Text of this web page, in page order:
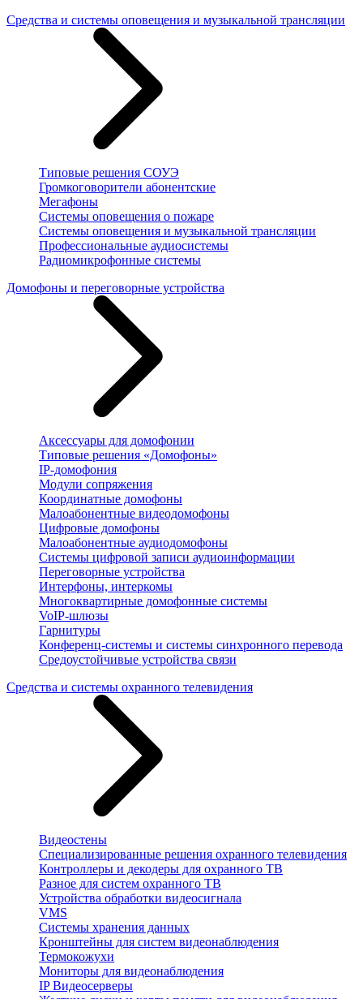
Средства и системы оповещения и музыкальной трансляции
Типовые решения СОУЭ
Громкоговорители абонентские
Мегафоны
Системы оповещения о пожаре
Системы оповещения и музыкальной трансляции
Профессиональные аудиосистемы
Радиомикрофонные системы
Домофоны и переговорные устройства
Аксессуары для домофонии
Типовые решения «Домофоны»
IP-домофония
Модули сопряжения
Координатные домофоны
Малоабонентные видеодомофоны
Цифровые домофоны
Малоабонентные аудиодомофоны
Системы цифровой записи аудиоинформации
Переговорные устройства
Интерфоны, интеркомы
Многоквартирные домофонные системы
VoIP-шлюзы
Гарнитуры
Конференц-системы и системы синхронного перевода
Средоустойчивые устройства связи
Средства и системы охранного телевидения
Видеостены
Специализированные решения охранного телевидения
Контроллеры и декодеры для охранного ТВ
Разное для систем охранного ТВ
Устройства обработки видеосигнала
VMS
Системы хранения данных
Кронштейны для систем видеонаблюдения
Термокожухи
Мониторы для видеонаблюдения
IP Видеосерверы